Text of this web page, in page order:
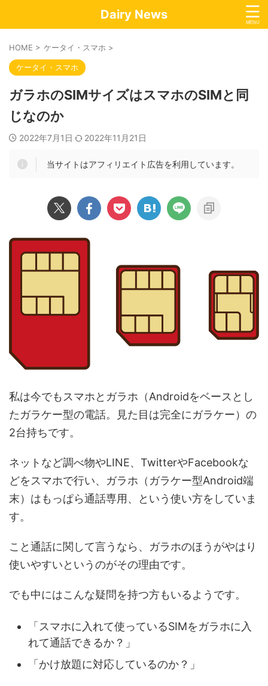
Dairy News
HOME > ケータイ・スマホ >
ケータイ・スマホ
ガラホのSIMサイズはスマホのSIMと同
じなのか
2022年7月1日 2022年11月21日
当サイトはアフィリエイト広告を利用しています。
私は今でもスマホとガラホ（Androidをベースとし
たガラケー型の電話。見た目は完全にガラケー）の
2台持ちです。
ネットなど調べ物やLINE、TwitterやFacebookな
どをスマホで行い、ガラホ（ガラケー型Android端
末）はもっぱら通話専用、という使い方をしていま
す。
こと通話に関して言うなら、ガラホのほうがやはり
使いやすいというのがその理由です。
でも中にはこんな疑問を持つ方もいるようです。
「スマホに入れて使っているSIMをガラホに入
れて通話できるか？」
「かけ放題に対応しているのか？」